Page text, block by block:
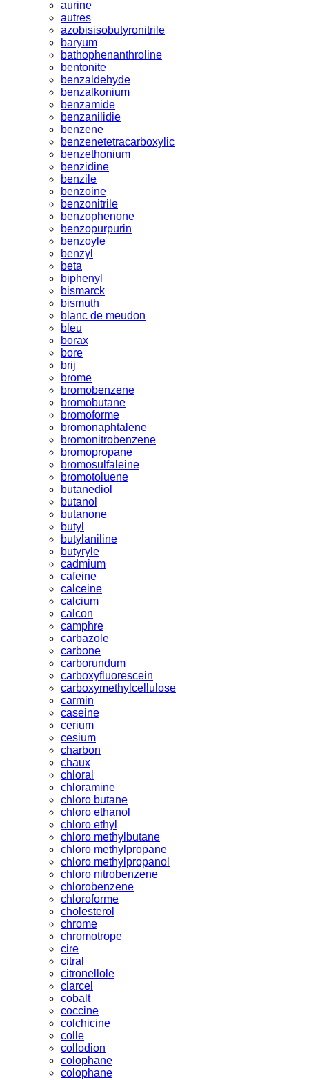
aurine
autres
azobisisobutyronitrile
baryum
bathophenanthroline
bentonite
benzaldehyde
benzalkonium
benzamide
benzanilidie
benzene
benzenetetracarboxylic
benzethonium
benzidine
benzile
benzoine
benzonitrile
benzophenone
benzopurpurin
benzoyle
benzyl
beta
biphenyl
bismarck
bismuth
blanc de meudon
bleu
borax
bore
brij
brome
bromobenzene
bromobutane
bromoforme
bromonaphtalene
bromonitrobenzene
bromopropane
bromosulfaleine
bromotoluene
butanediol
butanol
butanone
butyl
butylaniline
butyryle
cadmium
cafeine
calceine
calcium
calcon
camphre
carbazole
carbone
carborundum
carboxyfluorescein
carboxymethylcellulose
carmin
caseine
cerium
cesium
charbon
chaux
chloral
chloramine
chloro butane
chloro ethanol
chloro ethyl
chloro methylbutane
chloro methylpropane
chloro methylpropanol
chloro nitrobenzene
chlorobenzene
chloroforme
cholesterol
chrome
chromotrope
cire
citral
citronellole
clarcel
cobalt
coccine
colchicine
colle
collodion
colophane
colophane